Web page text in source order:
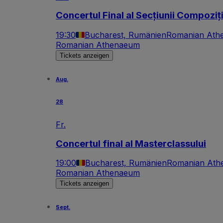
Concertul Final al Secțiunii
19:30 Bucharest, RumänienRomanian
Romanian Athenaeum
Tickets anzeigen
Aug.
28
Fr.
Concertul final al Masterclassului
19:00 Bucharest, RumänienRomanian
Romanian Athenaeum
Tickets anzeigen
Sept.